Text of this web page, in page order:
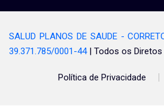
SALUD PLANOS DE SAUDE -
39.371.785/0001-44| Todos os Diretos
Política de Privacidade